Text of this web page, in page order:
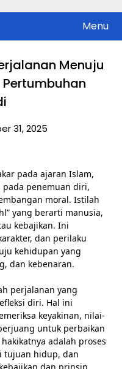
Menu
Menuju
31, 2025
pada ajaran Islam,
pada penemuan diri,
moral. Istilah
yang berarti manusia,
kebajikan. Ini
dan perilaku
kehidupan yang
dan kebenaran.
perjalanan yang
diri. Hal ini
keyakinan, nilai-
untuk perbaikan
adalah proses
tujuan hidup, dan